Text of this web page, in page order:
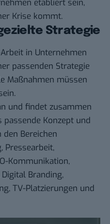
etabliert sein,
Krise kommt.
Strategie
in Unternehmen
passenden Strategie
Maßnahmen müssen
und findet zusammen
Konzept und
Bereichen
Pressearbeit,
Kommunikation,
Branding,
TV-Platzierungen und